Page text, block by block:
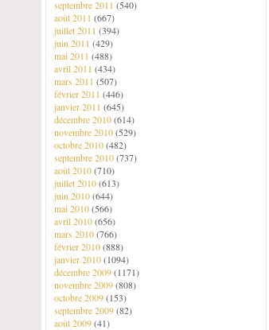
septembre 2011 (540)
août 2011 (667)
juillet 2011 (394)
juin 2011 (429)
mai 2011 (488)
avril 2011 (434)
mars 2011 (507)
février 2011 (446)
janvier 2011 (645)
décembre 2010(614)
novembre 2010(529)
octobre 2010(482)
septembre 2010(737)
août 2010(710)
juillet 2010(613)
juin 2010(644)
mai 2010(566)
avril 2010(656)
mars 2010(766)
février 2010(888)
janvier 2010(1094)
décembre 2009(1171)
novembre 2009(808)
octobre 2009(153)
septembre 2009(82)
août 2009(41)